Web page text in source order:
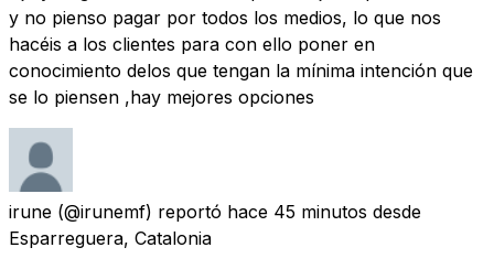
y no pienso pagar por todos los medios, lo que nos
hacéis a los clientes para con ello poner en
conocimiento delos que tengan la mínima intención que
se lo piensen ,hay mejores opciones
irune (@irunemf) reportó hace 45 minutos desde
Esparreguera, Catalonia